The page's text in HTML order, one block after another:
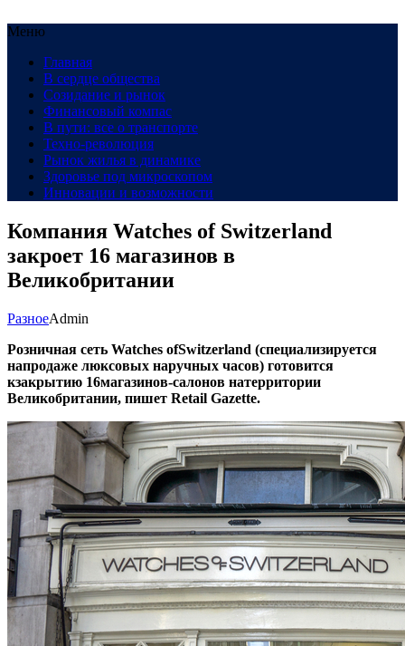
Меню
Главная
В сердце общества
Созидание и рынок
Финансовый компас
В пути: все о транспорте
Техно-революция
Рынок жилья в динамике
Здоровье под микроскопом
Инновации и возможности
Компания Watches of Switzerland
закроет 16 магазинов в
Великобритании
РазноеAdmin
Розничная сеть Watches ofSwitzerland (специализируется
напродаже люксовых наручных часов) готовится
кзакрытию 16магазинов-салонов натерритории
Великобритании, пишет Retail Gazette.